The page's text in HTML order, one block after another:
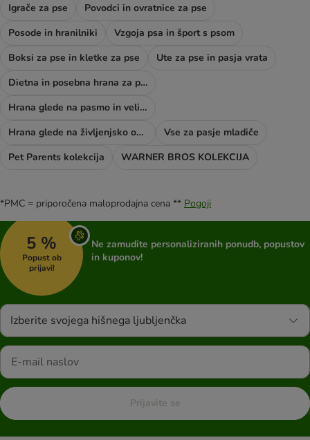
Igrače za pse
Povodci in ovratnice za pse
Posode in hranilniki
Vzgoja psa in šport s psom
Boksi za pse in kletke za pse
Ute za pse in pasja vrata
Dietna in posebna hrana za pse
Hrana glede na pasmo in velikost psa
Hrana glede na življenjsko obdobje psa
Vse za pasje mladiče
Pet Parents kolekcija
WARNER BROS KOLEKCIJA
*PMC = priporočena maloprodajna cena ** Pogoji
5 %
Popust ob
prijavi!
Ne zamudite personaliziranih ponudb, popustov
in kuponov!
Izberite svojega hišnega ljubljenčka
Prijavite se